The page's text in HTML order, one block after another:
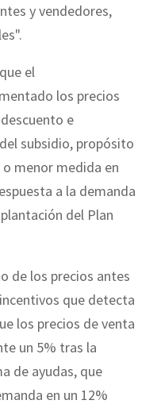
y vendedores,
el
los precios
e
subsidio, propósito
menor medida en
a la demanda
del Plan
de los precios antes
que detecta
los precios de venta
un 5% tras la
de ayudas, que
en un 12%